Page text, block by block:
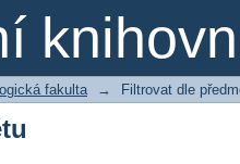
fakulta → Filtrovat dle